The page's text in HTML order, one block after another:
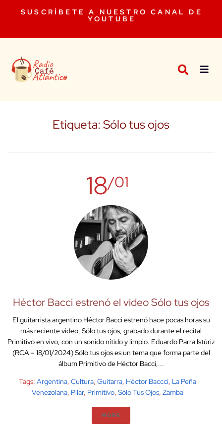
SUSCRÍBETE A NUESTRO CANAL DE
YOUTUBE
Etiqueta:Sólo tus ojos
18/01
Héctor Bacci estrenó el video Sólo tus ojos
El guitarrista argentino Héctor Bacci estrenó hace pocas horas su
más reciente video, Sólo tus ojos, grabado durante el recital
Primitivo en vivo, con un sonido nítido y limpio. Eduardo Parra Istúriz
(RCA – 18/01/2024) Sólo tus ojos es un tema que forma parte del
álbum Primitivo de Héctor Bacci,...
Tags: Argentina, Cultura, Guitarra, Héctor Baccci, La Peña
Venezolana, Pilar, Primitivo, Sólo Tus Ojos, Zamba
MORE